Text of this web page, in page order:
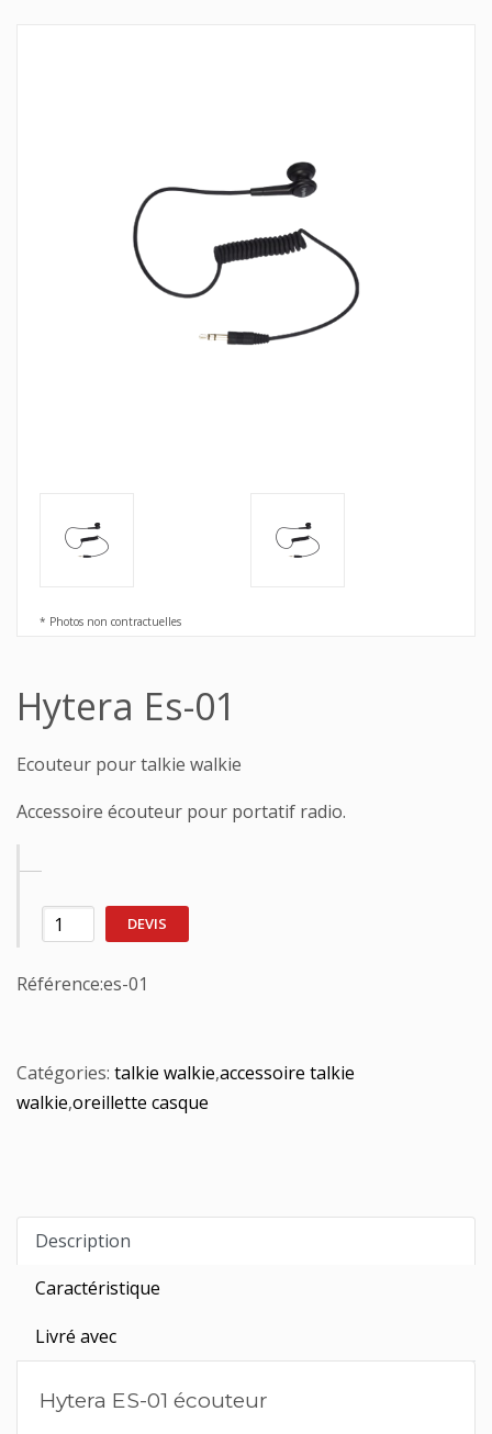
* Photos non contractuelles
Hytera Es-01
Ecouteur pour talkie walkie
Accessoire écouteur pour portatif radio.
DEVIS
Référence:es-01
Catégories: talkie walkie,accessoire talkie
walkie,oreillette casque
Description
Caractéristique
Livré avec
Hytera ES-01 écouteur